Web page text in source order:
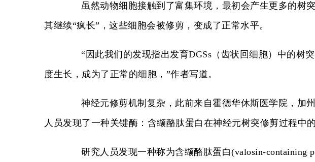
虽然动物细胞接触到了富集环境，最初会产生更多的树
其继续“疯长”，这些细胞会被修剪，变成了正常水平。
“因此我们的发现指出发育DGSs（齿状回细胞）中的树
度生长，成为了正常的细胞，”作者写道。
神经元修剪机制复杂，此前来自霍德华休斯医学院，加
人员发现了一种关键酶：含缬酪肽蛋白在神经元树突修剪过程中的
研究人员发现一种称为含缬酪肽蛋白(valosin-containing